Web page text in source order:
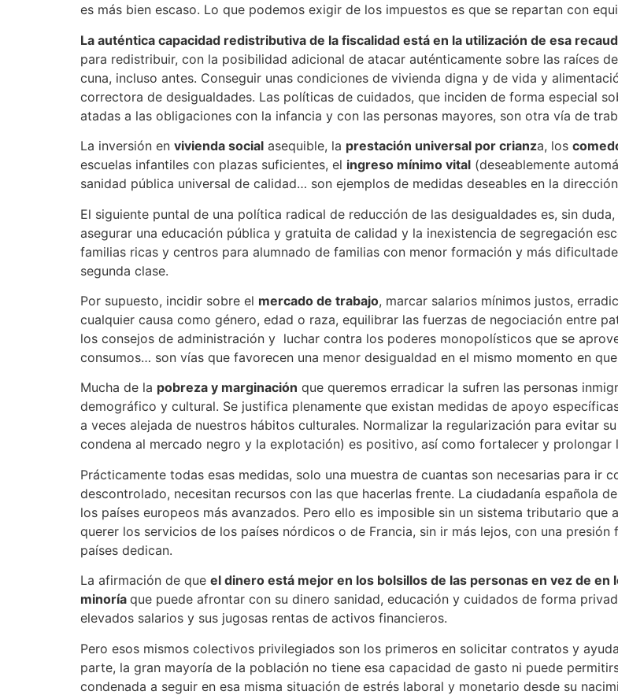
es más bien escaso. Lo que podemos exigir de los impuestos es que se repartan con
La auténtica capacidad redistributiva de la fiscalidad está en la utilización de esa
para redistribuir, con la posibilidad adicional de atacar auténticamente sobre las raíces
cuna, incluso antes. Conseguir unas condiciones de vivienda digna y de vida y
correctora de desigualdades. Las políticas de cuidados, que inciden de forma especial
atadas a las obligaciones con la infancia y con las personas mayores, son otra vía de
La inversión en vivienda social asequible, la prestación universal por crianza, los
escuelas infantiles con plazas suficientes, el ingreso mínimo vital (deseablemente
sanidad pública universal de calidad… son ejemplos de medidas deseables en la
El siguiente puntal de una política radical de reducción de las desigualdades es, sin duda,
asegurar una educación pública y gratuita de calidad y la inexistencia de segregación
familias ricas y centros para alumnado de familias con menor formación y más
segunda clase.
Por supuesto, incidir sobre el mercado de trabajo, marcar salarios mínimos justos,
cualquier causa como género, edad o raza, equilibrar las fuerzas de negociación entre
los consejos de administración y luchar contra los poderes monopolísticos que se
consumos… son vías que favorecen una menor desigualdad en el mismo momento en
Mucha de la pobreza y marginación que queremos erradicar la sufren las personas
demográfico y cultural. Se justifica plenamente que existan medidas de apoyo
a veces alejada de nuestros hábitos culturales. Normalizar la regularización para evitar
condena al mercado negro y la explotación) es positivo, así como fortalecer y
Prácticamente todas esas medidas, solo una muestra de cuantas son necesarias para ir
descontrolado, necesitan recursos con las que hacerlas frente. La ciudadanía española
los países europeos más avanzados. Pero ello es imposible sin un sistema tributario
querer los servicios de los países nórdicos o de Francia, sin ir más lejos, con una
países dedican.
La afirmación de que el dinero está mejor en los bolsillos de las personas en vez de
minoría que puede afrontar con su dinero sanidad, educación y cuidados de forma
elevados salarios y sus jugosas rentas de activos financieros.
Pero esos mismos colectivos privilegiados son los primeros en solicitar contratos y
parte, la gran mayoría de la población no tiene esa capacidad de gasto ni puede
condenada a seguir en esa misma situación de estrés laboral y monetario desde su